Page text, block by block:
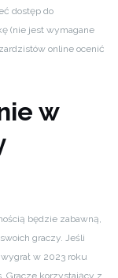
dostęp do
(nie jest wymagane
online ocenić
w
będzie zabawną,
graczy. Jeśli
w 2023 roku
Gracze korzystający z